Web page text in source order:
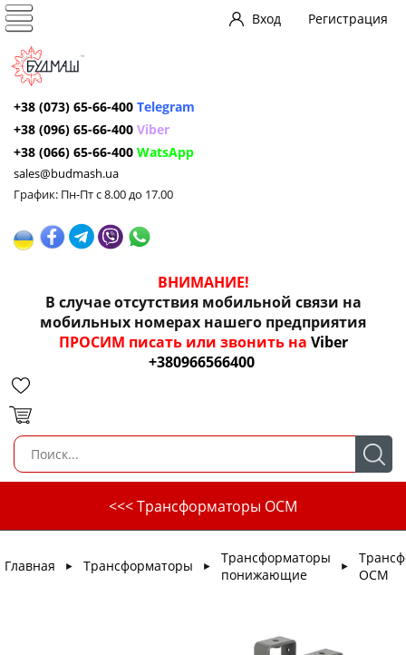
Вход Регистрация
+38 (073) 65-66-400 Telegram
+38 (096) 65-66-400 Viber
+38 (066) 65-66-400 WatsApp
sales@budmash.ua
График: Пн-Пт с 8.00 до 17.00
ВНИМАНИЕ!
В случае отсутствия мобильной связи на
мобильных номерах нашего предприятия
ПРОСИМ писать или звонить на Viber
+380966566400
<<< Трансформаторы ОСМ
Главная ► Трансформаторы ►
Трансформаторы
понижающие
►
ОСМ